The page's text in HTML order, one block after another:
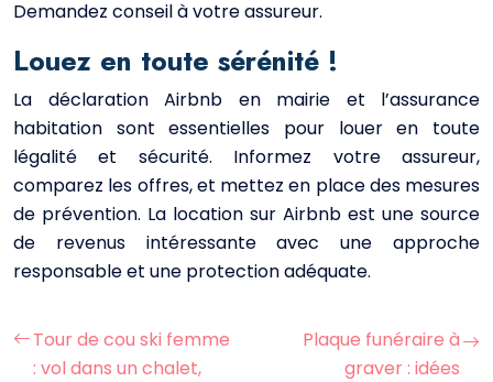
Demandez conseil à votre assureur.
Louez en toute sérénité !
La déclaration Airbnb en mairie et l’assurance
habitation sont essentielles pour louer en toute
légalité et sécurité. Informez votre assureur,
comparez les offres, et mettez en place des mesures
de prévention. La location sur Airbnb est une source
de revenus intéressante avec une approche
responsable et une protection adéquate.
Tour de cou ski femme
: vol dans un chalet,
Plaque funéraire à
graver : idées